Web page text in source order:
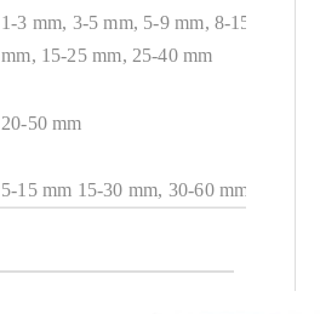
1-3 mm, 3-5 mm, 5-9 mm, 8-15
mm, 15-25 mm, 25-40 mm
20-50 mm
5-15 mm 15-30 mm, 30-60 mm